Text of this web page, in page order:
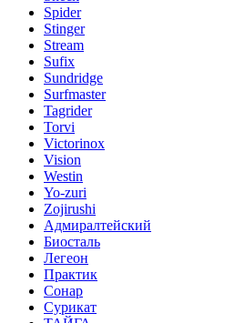
Spider
Stinger
Stream
Sufix
Sundridge
Surfmaster
Tagrider
Torvi
Victorinox
Vision
Westin
Yo-zuri
Zojirushi
Адмиралтейский
Биосталь
Легеон
Практик
Сонар
Сурикат